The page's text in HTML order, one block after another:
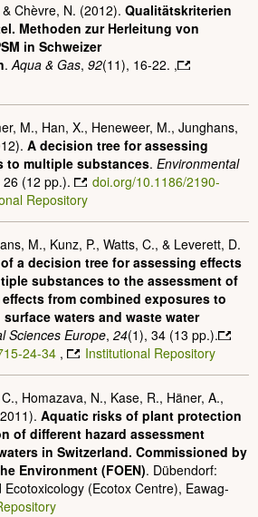
Chèvre, N. (2012). Qualitätskriterien
Methoden zur Herleitung von
in Schweizer
.Aqua & Gas, 92(11), 16-22. ,
M., Han, X., Heneweer, M., Junghans,
A decision tree for assessing
to multiple substances. Environmental
26 (12 pp.).
doi.org/10.1186/2190-
Repository
M., Kunz, P., Watts, C., & Leverett, D.
a decision tree for assessing effects
substances to the assessment of
from combined exposures to
waters and waste water
Sciences Europe, 24(1), 34 (13 pp.).
24-34 , Institutional Repository
Homazava, N., Kase, R., Häner, A.,
Aquatic risks of plant protection
of different hazard assessment
in Switzerland. Commissioned by
Environment (FOEN). Dübendorf:
(Ecotox Centre), Eawag-